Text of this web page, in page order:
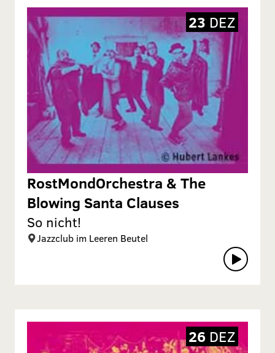
RostMondOrchestra & The
Blowing Santa Clauses
So nicht!
Jazzclub im Leeren Beutel
23 DEZ
26 DEZ